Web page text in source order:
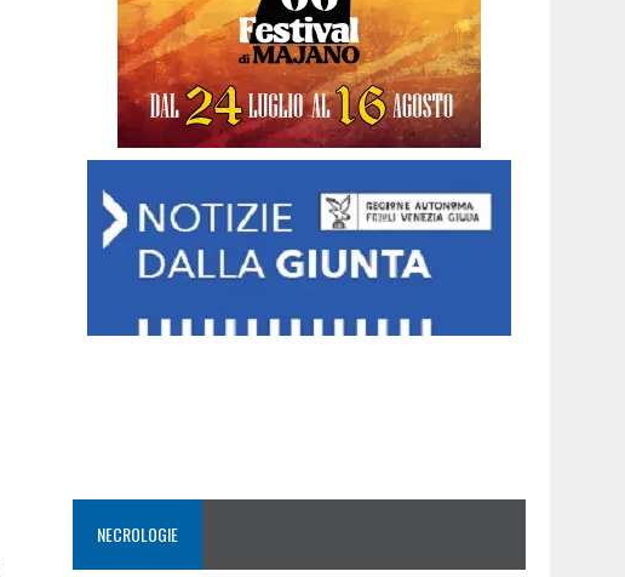
NECROLOGIE